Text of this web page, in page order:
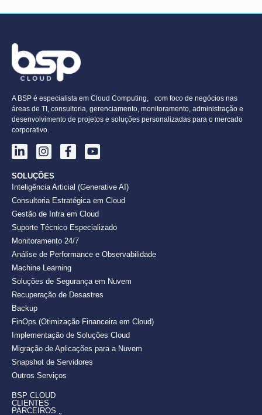
A BSP é especialista em Cloud Computing, com foco de negócios nas
áreas de TI, consultoria, gerenciamento, monitoramento, administração e
desenvolvimento de projetos e soluções personalizadas para o mercado
corporativo.
SOLUÇÕES
Inteligência Articial (Generative AI)
Consultoria Estratégica em Cloud
Gestão de Infra em Cloud
Suporte Técnico Especializado
Monitoramento 24/7
Análise de Performance e Observabilidade
Machine Learning
Soluções de Segurança em Nuvem
Recuperação de Desastres
Backup
FinOps (Otimização Financeira em Cloud)
Implementação de Soluções Cloud
Migração de Aplicações para a Nuvem
Snapshot de Servidores
Outros Serviços
BSP CLOUD
CLIENTES
PARCEIROS